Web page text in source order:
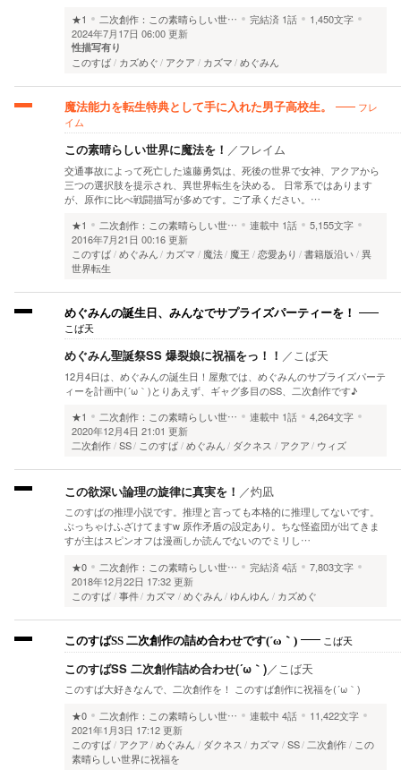
★1
二次創作：この素晴らしい世… 完結済 1話
1,450文字
2024年7月17日 06:00 更新
性描写有り
このすば カズめぐ アクア カズマ めぐみん
魔法能力を転生特典として手に入れた男子高校生。
フレ
イム
この素晴らしい世界に魔法を！ ／フレイム
交通事故によって死亡した遠藤勇気は、死後の世界で女神、アクアから
三つの選択肢を提示され、異世界転生を決める。 日常系ではあります
が、原作に比べ戦闘描写が多めです。ご了承ください。…
★1
二次創作：この素晴らしい世… 連載中 1話
5,155文字
2016年7月21日 00:16 更新
このすば めぐみん カズマ 魔法 魔王 恋愛あり 書籍版沿い 異
世界転生
めぐみんの誕生日、みんなでサプライズパーティーを！
こば天
めぐみん聖誕祭SS 爆裂娘に祝福をっ！！ ／こば天
12月4日は、めぐみんの誕生日！屋敷では、めぐみんのサプライズパーテ
ィーを計画中(´ω｀)とりあえず、ギャグ多目のSS、二次創作です♪
★1
二次創作：この素晴らしい世… 連載中 1話
4,264文字
2020年12月4日 21:01 更新
二次創作 SS このすば めぐみん ダクネス アクア ウィズ
この欲深い論理の旋律に真実を！ ／灼凪
このすばの推理小説です。推理と言っても本格的に推理してないです。
ぶっちゃけふざけてますw 原作矛盾の設定あり。ちな怪盗団が出てきま
すが主はスピンオフは漫画しか読んでないのでミリし…
★0
二次創作：この素晴らしい世… 完結済4話
7,803文字
2018年12月22日 17:32 更新
このすば 事件 カズマ めぐみん ゆんゆん カズめぐ
このすばSS 二次創作の詰め合わせです(´ω｀) こば天
このすばSS 二次創作詰め合わせ(´ω｀)／ こば天
このすば大好きなんで、二次創作を！ このすば創作に祝福を(´ω｀)
★0
二次創作：この素晴らしい世… 連載中 4話
11,422文字
2021年1月3日 17:12 更新
このすば
アクア めぐみん ダクネス カズマ SS 二次創作
この
素晴らしい世界に祝福を